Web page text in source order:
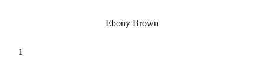
Ebony Brown